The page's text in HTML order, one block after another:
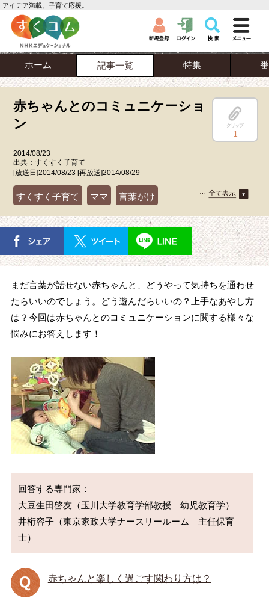
アイデア満載、子育て応援。
ホーム 記事一覧 特集
赤ちゃんとのコミュニケーショ
ン
クリップ
1
2014/08/23
出典：すくすく子育て
[放送日]2014/08/23 [再放送]2014/08/29
すくすく子育て ママ 言葉がけ
まだ言葉が話せない赤ちゃんと、どうやって気持ちを通わせ
たらいいのでしょう。どう遊んだらいいの？上手なあやし方
は？今回は赤ちゃんとのコミュニケーションに関する様々な
悩みにお答えします！
回答する専門家：
大豆生田啓友（玉川大学教育学部教授　幼児教育学）
井桁容子（東京家政大学ナースリールーム　主任保育
士）
赤ちゃんと楽しく過ごす関わり方は？